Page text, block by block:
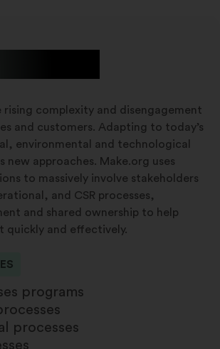
rising complexity and disengagement
and customers. Adapting to today’s
environmental and technological
new approaches. Make.org uses
to massively involve stakeholders
and CSR processes,
and shared ownership to help
quickly and effectively.
programs
processes